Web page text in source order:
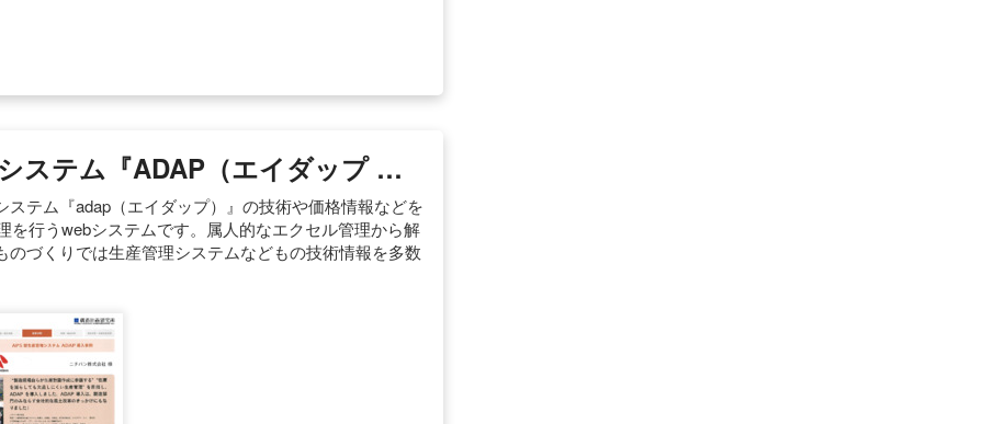
ステム『ADAP（エイダップ …
テム『adap（エイダップ）』の技術や価格情報などを
行うwebシステムです。属人的なエクセル管理から解
づくりでは生産管理システムなどもの技術情報を多数